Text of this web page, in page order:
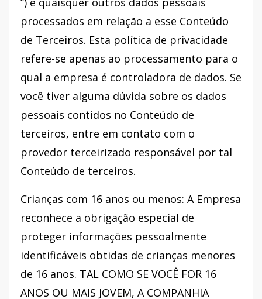
processados ​​em relação a esse Conteúdo
de Terceiros. Esta política de privacidade
refere-se apenas ao processamento para o
qual a empresa é controladora de dados. Se
você tiver alguma dúvida sobre os dados
pessoais contidos no Conteúdo de
terceiros, entre em contato com o
provedor terceirizado responsável por tal
Conteúdo de terceiros.
Crianças com 16 anos ou menos: A Empresa
reconhece a obrigação especial de
proteger informações pessoalmente
identificáveis ​​obtidas de crianças menores
de 16 anos. TAL COMO SE VOCÊ FOR 16
ANOS OU MAIS JOVEM, A COMPANHIA